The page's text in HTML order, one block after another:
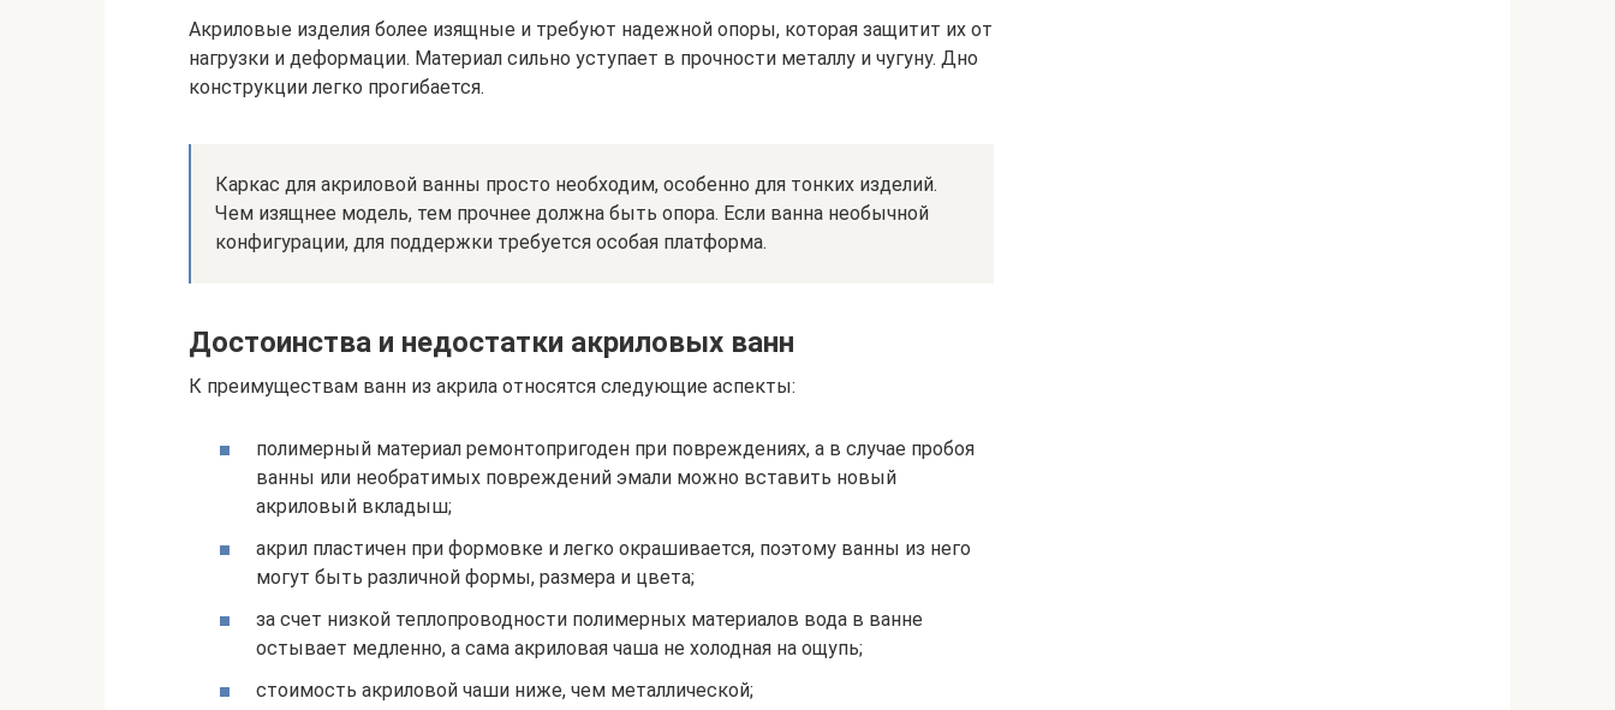
Акриловые изделия более изящные и требуют надежной опоры, которая защитит их от
нагрузки и деформации. Материал сильно уступает в прочности металлу и чугуну. Дно
конструкции легко прогибается.
Каркас для акриловой ванны просто необходим, особенно для тонких изделий.
Чем изящнее модель, тем прочнее должна быть опора. Если ванна необычной
конфигурации, для поддержки требуется особая платформа.
Достоинства и недостатки акриловых ванн
К преимуществам ванн из акрила относятся следующие аспекты:
полимерный материал ремонтопригоден при повреждениях, а в случае пробоя
ванны или необратимых повреждений эмали можно вставить новый
акриловый вкладыш;
акрил пластичен при формовке и легко окрашивается, поэтому ванны из него
могут быть различной формы, размера и цвета;
за счет низкой теплопроводности полимерных материалов вода в ванне
остывает медленно, а сама акриловая чаша не холодная на ощупь;
стоимость акриловой чаши ниже, чем металлической;